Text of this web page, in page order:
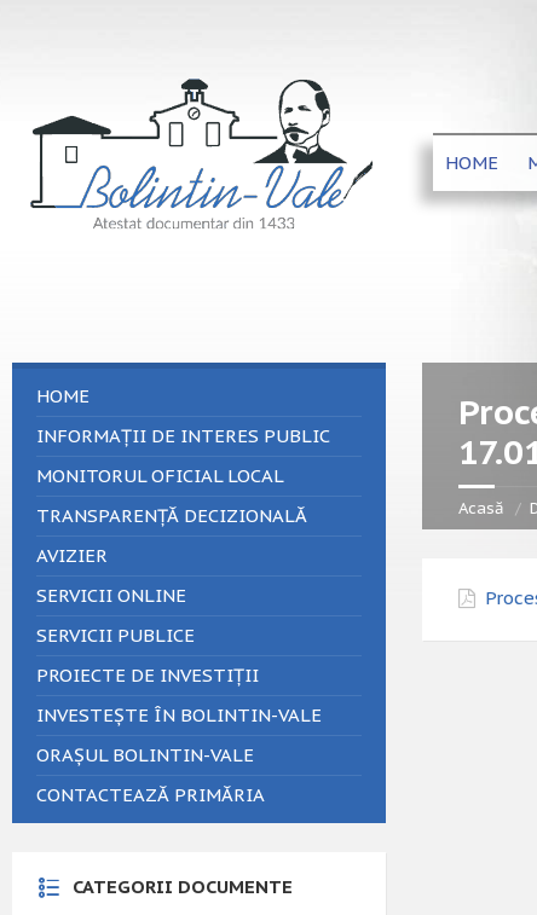
HOME
Acasă
HOME
INFORMAȚII DE INTERES PUBLIC
MONITORUL OFICIAL LOCAL
TRANSPARENȚĂ DECIZIONALĂ
AVIZIER
SERVICII ONLINE
SERVICII PUBLICE
PROIECTE DE INVESTIȚII
INVESTEȘTE ÎN BOLINTIN-VALE
ORAȘUL BOLINTIN-VALE
CONTACTEAZĂ PRIMĂRIA
CATEGORII DOCUMENTE